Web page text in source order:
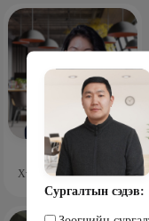
Сургалтын сэдэв:
Гэрэлцэцэг
Бямбачулуун
Хүний нөөцийн менежер